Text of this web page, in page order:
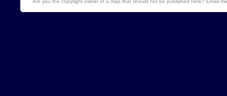
Are you the copyright owner of a map that should not be published here? Email